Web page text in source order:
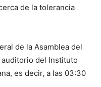
de la tolerancia
de la Asamblea del
del Instituto
es decir, a las 03:30